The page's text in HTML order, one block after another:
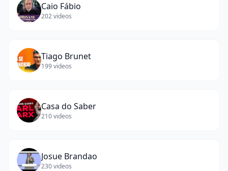
Caio Fábio
202videos
Tiago Brunet
199videos
Casa do Saber
210videos
Josue Brandao
230videos